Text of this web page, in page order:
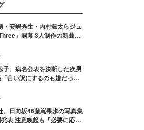
茅野しのぶ。一人ひとりの
に寄り添い、魅力を引き出す
作りは、多くの女性たちに勇
自信を与え続けている。
・安嶋秀生・内村颯太らジュ
」開幕 3人制作の新曲＆
みたい」【ゲネプロレポ】
子、病名公表を決断した次男
言い訳にするのも嫌だっ
、日向坂46藤嶌果歩の写真集
表 注意喚起も「必要に応じ